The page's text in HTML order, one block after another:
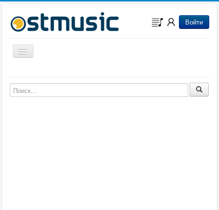
Войти
Включить/выключить навигацию
Музыка из мультфильмов
Музыка из сериалов